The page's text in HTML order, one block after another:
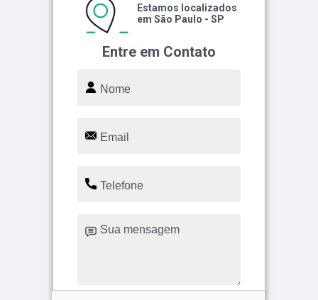
Entre em Contato
Estamos localizados
em São Paulo - SP